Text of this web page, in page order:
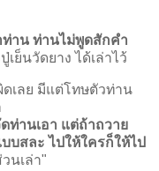
าน ท่านไม่พูดสักคำ
เย็นวัดยาง ได้เล่าไว้
ลย มีแต่โทษตัวท่าน
ท่านเอา แต่ถ้าถวาย
บสละ ไปให้ใครก็ให้ไป
นเล่า"